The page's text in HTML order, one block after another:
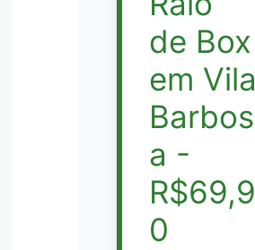
de Box
em Vila
Barbos
a -
R$69,9
0